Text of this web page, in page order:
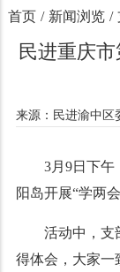
首页 / 新闻浏览 /
民进重庆
来源：民进渝中区
3月9日下午
阳岛开展“学两
活动中，支
得体会，大家一